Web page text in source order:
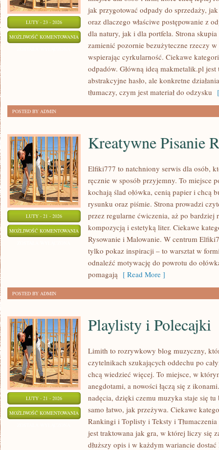
LUTY - 23 - 2026
MOŻLIWOŚĆ KOMENTOWANIA MAKMETALIK
jak przygotować odpady do sprzedaży,
oraz dlaczego właściwe postępowanie z
dla natury, jak i dla portfela. Strona
zamienić pozornie bezużyteczne rzeczy
wspierając cyrkularność. Ciekawe
odpadów. Główną ideą makmetalik.pl
abstrakcyjne hasło, ale konkretne
tłumaczy, czym jest materiał do odzysku
POSTED BY ADMIN
LUTY - 21 - 2026
MOŻLIWOŚĆ KOMENTOWANIA KREATYWNE
PISANIE
RĘCZNE
Kreatywne Pisanie
Elfiki777 to natchniony serwis dla osób,
ręcznie w sposób przyjemny. To miejsce
kochają ślad ołówka, cenią papier i chcą
rysunku oraz piśmie. Strona prowadzi
przez regularne ćwiczenia, aż po bardziej
kompozycją i estetyką liter. Ciekawe
Rysowanie i Malowanie. W centrum
tylko pokaz inspiracji – to warsztat w
odnaleźć motywację do powrotu do
pomagają [ Read More ]
POSTED BY ADMIN
LUTY - 21 - 2026
MOŻLIWOŚĆ KOMENTOWANIA PLAYLISTY
POLECAJKI
Playlisty i Polecajki
Limith to rozrywkowy blog muzyczny,
czytelnikach szukających oddechu po
chcą wiedzieć więcej. To miejsce, w
anegdotami, a nowości łączą się z
nadęcia, dzięki czemu muzyka staje się
samo łatwo, jak przeżywa. Ciekawe
Rankingi i Toplisty i Teksty i
jest traktowana jak gra, w której liczy się
dłuższy opis i w każdym wariancie